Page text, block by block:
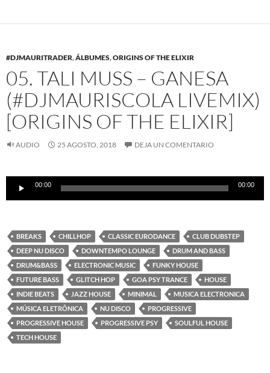
#DJMAURITRADER,ÁLBUMES,ORIGINS OF THE ELIXIR
05. TALI MUSS – GANESA
(#DJMAURISCOLA LIVEMIX)
[ORIGINS OF THE ELIXIR]
AUDIO 25 AGOSTO, 2018 DEJA UN COMENTARIO
Reproductor
00:00 00:00
BREAKS CHILLHOP CLASSIC EURODANCE
CLUB DUBSTEP
DEEP NU DISCO
DOWNTEMPO LOUNGE
DRUM AND BASS
DRUM&BASS
ELECTRONIC MUSIC
FUNKY HOUSE
FUTURE BASS
GLITCH HOP GOA PSY TRANCE
HOUSE
INDIE BEATS
JAZZ HOUSE MINIMAL
MUSICA ELECTRONICA
MÚSICA ELETRÔNICA
NU DISCO
PROGRESSIVE
PROGRESSIVE HOUSE
PROGRESSIVE PSY
SOULFUL HOUSE
TECH HOUSE